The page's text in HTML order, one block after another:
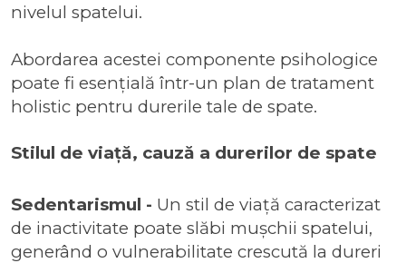
nivelul spatelui.
Abordarea acestei componente psihologice
poate fi esențială într-un plan de tratament
holistic pentru durerile tale de spate.
Stilul de viață, cauză a durerilor de spate
Sedentarismul - Un stil de viață caracterizat
de inactivitate poate slăbi mușchii spatelui,
generând o vulnerabilitate crescută la dureri